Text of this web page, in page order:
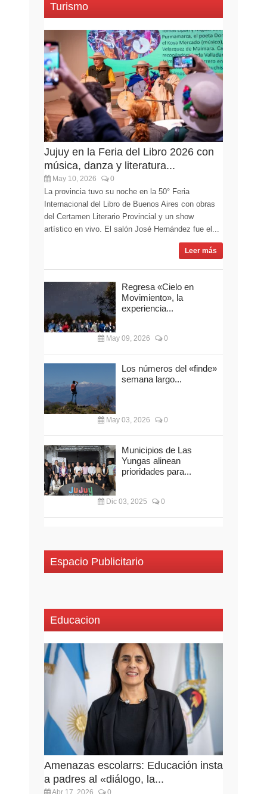
Turismo
Jujuy en la Feria del Libro 2026 con
música, danza y literatura...
May 10, 2026 0
La provincia tuvo su noche en la 50° Feria
Internacional del Libro de Buenos Aires con obras
del Certamen Literario Provincial y un show
artístico en vivo. El salón José Hernández fue el...
Leer más
Regresa «Cielo en
Movimiento», la
experiencia...
May 09, 2026 0
Los números del «finde»
semana largo...
May 03, 2026 0
Municipios de Las
Yungas alinean
prioridades para...
Dic 03, 2025 0
Espacio Publicitario
Educacion
Amenazas escolarrs: Educación insta
a padres al «diálogo, la...